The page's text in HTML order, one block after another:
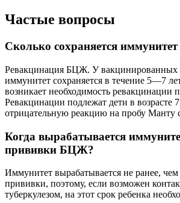
Частые вопросы
Сколько сохраняется
Ревакцинация БЦЖ. У вакцинированных
иммунитет сохраняется в течение 5—7
возникает необходимость ревакцинации
Ревакцинации подлежат дети в возрасте
отрицательную реакцию на пробу Манту
Когда вырабатывается
прививки БЦЖ?
Иммунитет вырабатывается не ранее, чем
прививки, поэтому, если возможен
туберкулезом, на этот срок ребенка